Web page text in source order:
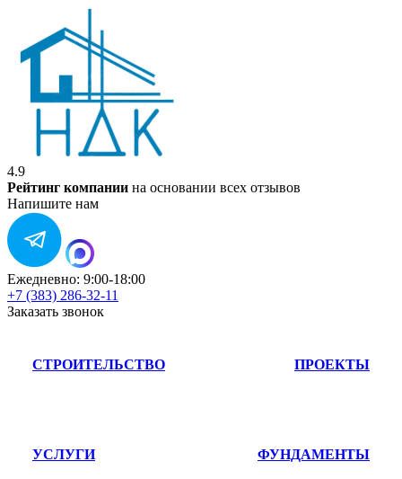
4.9
Рейтинг компании на основании всех отзывов
Напишите нам
Ежедневно: 9:00-18:00
+7 (383) 286-32-11
Заказать звонок
СТРОИТЕЛЬСТВО ПРОЕКТЫ
УСЛУГИ ФУНДАМЕНТЫ